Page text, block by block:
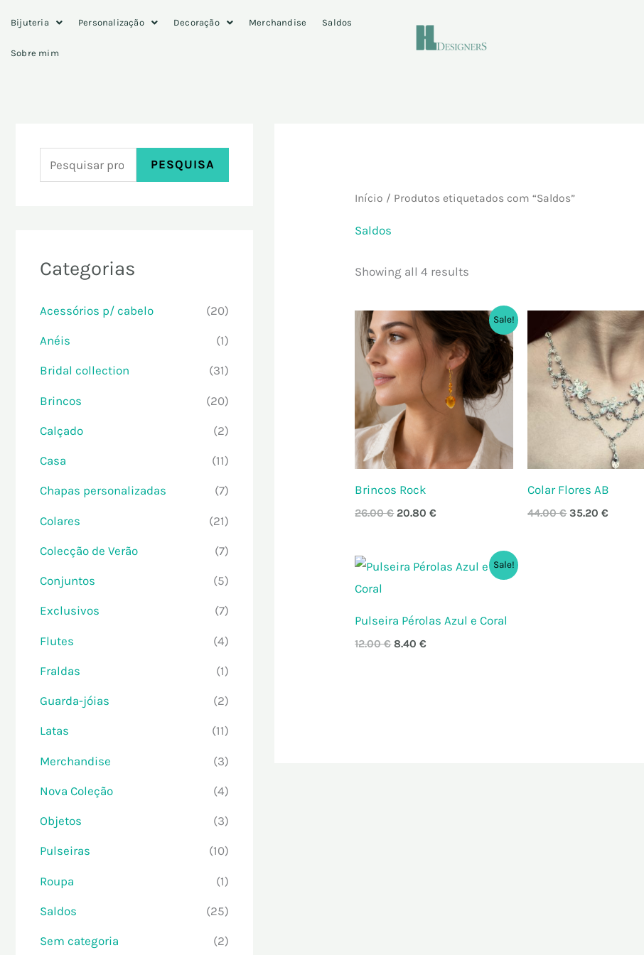
content
Bijuteria Personalização Decoração Merchandise Saldos
Sobre mim
s
a
r
PESQUISA
Categorias
Acessórios p/ cabelo (20)
Anéis (1)
Bridal collection (31)
Brincos (20)
Calçado (2)
Casa (11)
Chapas personalizadas (7)
Colares (21)
Colecção de Verão (7)
Conjuntos (5)
Exclusivos (7)
Flutes (4)
Fraldas (1)
Guarda-jóias (2)
Latas (11)
Merchandise (3)
Nova Coleção (4)
Objetos (3)
Pulseiras (10)
Roupa (1)
Saldos (25)
Sem categoria (2)
Início / Produtos etiquetados com “Saldos”
Saldos
Showing all 4 results
Sale!
Brincos Rock
26.00€
preço
original
era:
26.00 €.
20.80€
preço
atual
é:
20.80 €.
Colar Flores AB
44.00€
O
preço
original
44.00 €.
35.20€
preço
atual
é:
35.20 €.
Sale!
Pulseira Pérolas Azul e Coral
12.00€
O
preço
12.00 €.
8.40€
O
preço
8.40 €.